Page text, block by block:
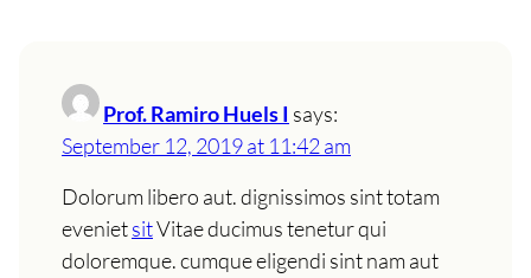
Prof. Ramiro Huels I says:
September 12, 2019 at 11:42 am
Dolorum libero aut. dignissimos sint totam
evenietsitVitae ducimus tenetur qui
doloremque. cumque eligendi sint nam aut